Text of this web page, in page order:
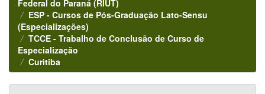
Federal do Paraná (RIUT)
ESP - Cursos de Pós-Graduação Lato-Sensu
(Especializações)
TCCE - Trabalho de Conclusão de Curso de
Especialização
Curitiba